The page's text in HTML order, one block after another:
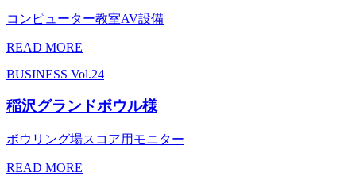
コンピューター教室AV設備
READ MORE
BUSINESS Vol.24
稲沢グランドボウル様
ボウリング場スコア用モニター
READ MORE